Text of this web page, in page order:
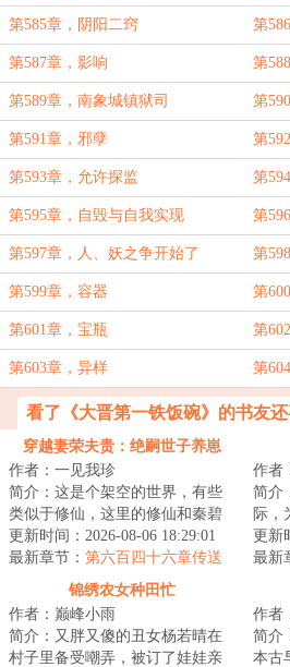
第585章，阴阳二窍 第
第587章，影响 第
第589章，南象城镇狱司 第
第591章，邪孽 第
第593章，允许探监 第
第595章，自毁与自我实现 第
第597章，人、妖之争开始了 第
第599章，容器 第
第601章，宝瓶 第
第603章，异样 第
看了《大晋第一铁饭碗》的书友
穿越妻荣夫贵：绝嗣世子养崽
作者：一见我珍
简介：这是个架空的世界，有些
类似于修仙，这里的修仙和秦碧
已知的完全不一样，这个世界以
福气、气运为主...
更新时间：2026-08-06 18:29:01
最新章节： 第六百四十六章传送
作者
简介
际，
瞒了
人不
更新
最新
锦绣农女种田忙
作者：巅峰小雨
简介：又胖又傻的丑女杨若晴在
村子里备受嘲弄，被订了娃娃亲
作者
简介
本古